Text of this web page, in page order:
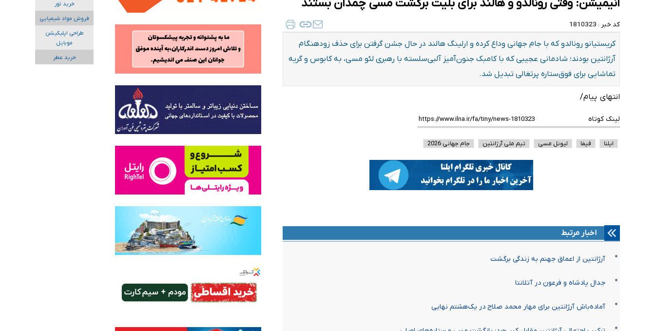
انیمیشن: وقتی رونالدو و هالند برای بلیت برگشت مسی چمدان بستند
کد خبر : 1810323
کریستیانو رونالدو که با جام جهانی وداع کرده و ارلینگ هالند در حال جشن گرفتن برای حذف زودهنگام
آرژانتین بودند؛ شادمانی عجیبی که با کامبک جنون‌آمیز آلبی‌سلسته با رهبری لئو مسی، به کابوس و گریه
تماشایی برای فوق‌ستاره پرتغالی تبدیل شد.
انتهای پیام/
لینک کوتاه
ایلنا فیفا لیونل مسی تیم ملی آرژانتین جام جهانی 2026
اخبار مرتبط
آرژانتین از اعماق جهنم به زندگی برگشت
جدال پادشاه و فرعون در آتلانتا
آماده‌باش آرژانتین برای مهار محمد صلاح در یک‌هشتم نهایی
خرید تور
فروش مواد شیمیایی
طراحی اپلیکیشن
موبایل
خرید عطر